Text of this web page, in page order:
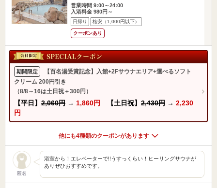
営業時間 9:00～24:00
入浴料金 980円～
日帰り 格安（1,000円以下）
クーポンあり
期間限定
【百名湯受賞記念】入館+2Fサウナエリア+選べるソフト
クリーム 200円引き
（8/8～16は土日祝＋300円）
【平日】 2,060円 → 1,860円 【土日祝】 2,430円 → 2,230
円
他にも4種類のクーポンがあります
匿名
浴室から！エレベーターで!!うすっくらい！ヒーリングサウナが
ありぜひおすすめです。